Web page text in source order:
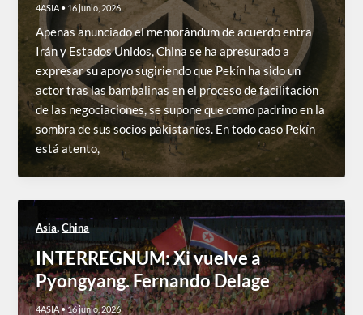
4ASIA • 16 junio, 2026
Apenas anunciado el memorándum de acuerdo entra
Irán y Estados Unidos, China se ha apresurado a
expresar su apoyo sugiriendo que Pekín ha sido un
actor tras las bambalinas en el proceso de facilitación
de las negociaciones, se supone que como padrino en la
sombra de sus socios pakistaníes. En todo caso Pekín
está atento,
Asia,China
INTERREGNUM: Xi vuelve a
Pyongyang. Fernando Delage
4ASIA•16 junio, 2026